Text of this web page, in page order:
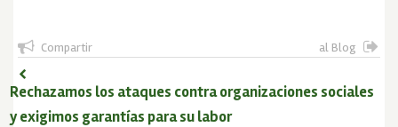
Compartir al Blog
Rechazamos los ataques contra organizaciones sociales
y exigimos garantías para su labor